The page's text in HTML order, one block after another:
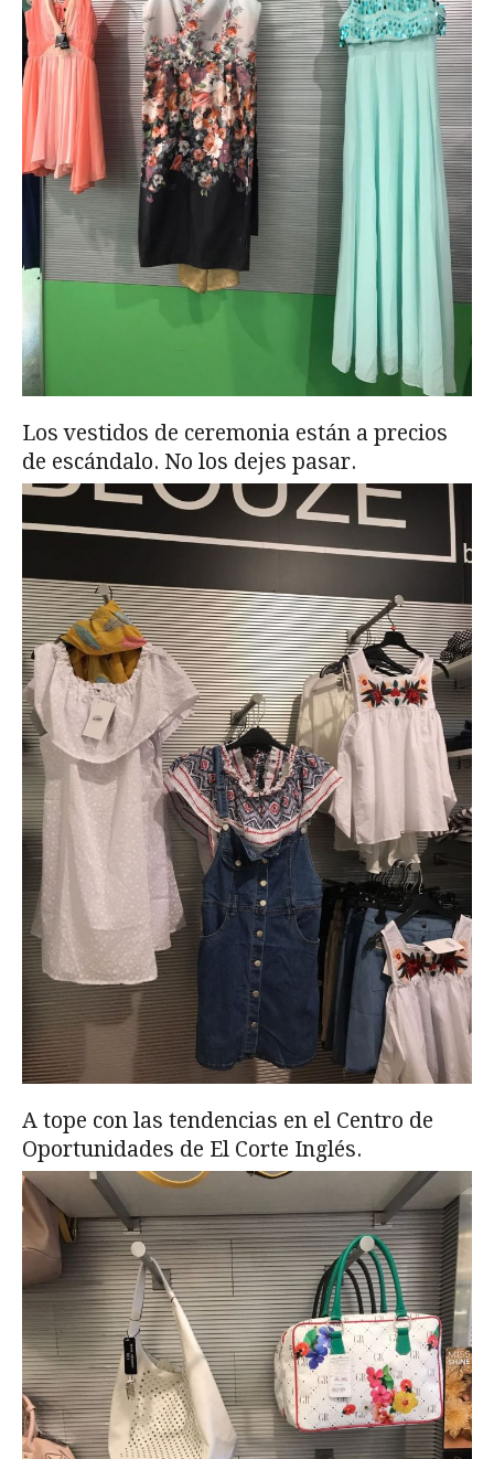
Los vestidos de ceremonia están a precios
de escándalo. No los dejes pasar.
A tope con las tendencias en el Centro de
Oportunidades de El Corte Inglés.